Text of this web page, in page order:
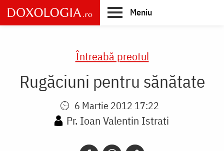
Skip
to
main
Meniu
Întreabă preotul
Rugăciuni pentru sănătate
6 Martie 2012 17:22
Pr. Ioan Valentin Istrati